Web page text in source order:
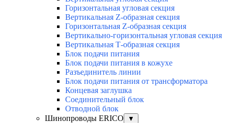
Горизонтальная угловая секция
Вертикальная Z-образная секция
Горизонтальная Z-образная секция
Вертикально-горизонтальная угловая секция
Вертикальная Т-образная секция
Блок подачи питания
Блок подачи питания в кожухе
Разъединитель линии
Блок подачи питания от трансформатора
Концевая заглушка
Соединительный блок
Отводной блок
Шинопроводы ERICO
▼